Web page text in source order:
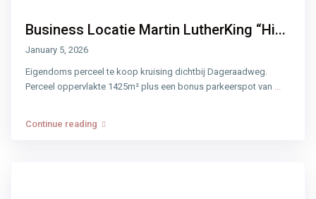
Business Locatie Martin LutherKing “Hi...
January 5, 2026
Eigendoms perceel te koop kruising dichtbij Dageraadweg.
Perceel oppervlakte 1425m² plus een bonus parkeerspot van
Continue reading